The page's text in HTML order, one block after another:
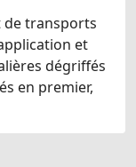
de transports
et
dégriffés
en premier,